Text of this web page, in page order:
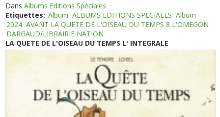
DansAlbums Editions Spéciales
Etiquettes: Album ALBUMS EDITIONS SPECIALES Album
2024 AVANT LA QUETE DE L'OISEAU DU TEMPS 8 L'OMEGON
DARGAUD/LIBRAIRIE NATION
LA QUETE DE L'OISEAU DU TEMPS L' INTEGRALE